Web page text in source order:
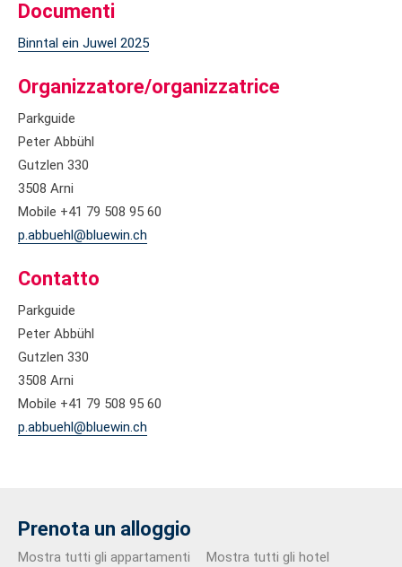
Documenti
Binntal ein Juwel 2025
Organizzatore/organizzatrice
Parkguide
Peter Abbühl
Gutzlen 330
3508 Arni
Mobile +41 79 508 95 60
p.abbuehl@bluewin.ch
Contatto
Parkguide
Peter Abbühl
Gutzlen 330
3508 Arni
Mobile +41 79 508 95 60
p.abbuehl@bluewin.ch
Prenota un alloggio
Mostra tutti gli appartamenti Mostra tutti gli hotel